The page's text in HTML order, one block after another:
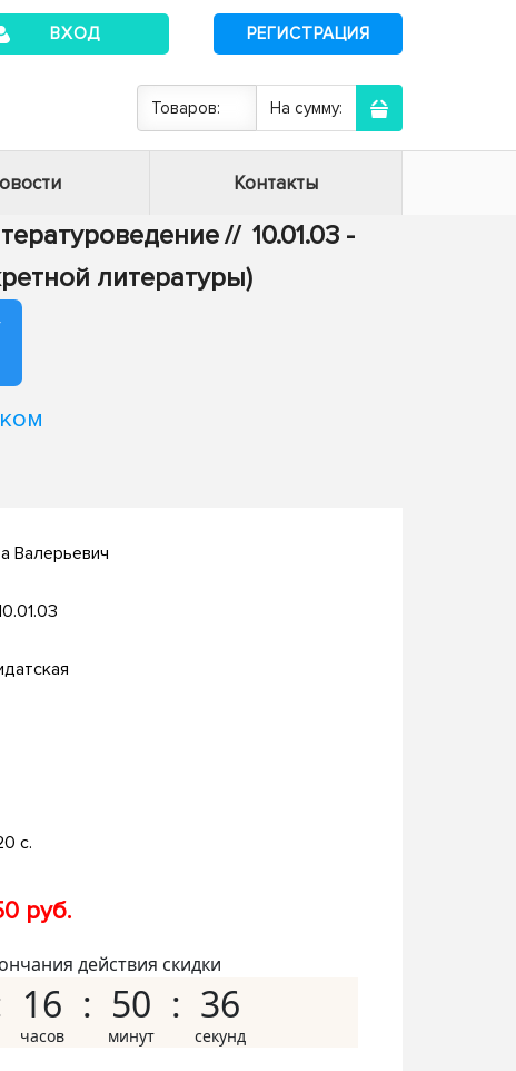
ВХОД РЕГИСТРАЦИЯ
Товаров: На сумму:
Контакты
// 10.01.03 -
литературы)
Валерьевич
с.
руб.
действия скидки
16 50 35